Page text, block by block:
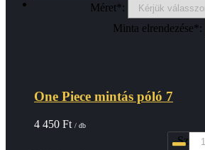
Méret*:
Minta elrendezése*:
One Piece mintás póló 7
4 450 Ft / db
Szin*: